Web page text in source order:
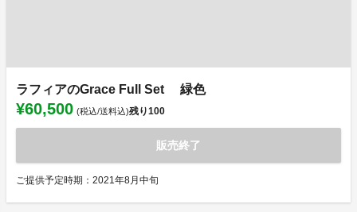
ラフィアのGrace Full Set 緑色
¥60,500 (税込/送料込)残り100
販売終了
ご提供予定時期：2021年8月中旬